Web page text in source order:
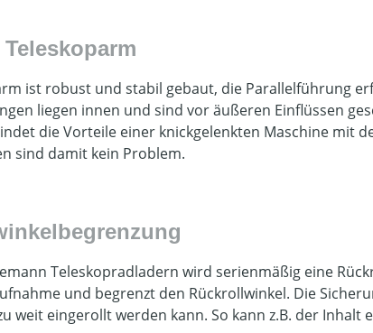
ist robust und stabil gebaut, die Parallelführung
liegen innen und sind vor äußeren Einflüssen
die Vorteile einer knickgelenkten Maschine mit
sind damit kein Problem.
Teleskopradladern wird serienmäßig eine
und begrenzt den Rückrollwinkel. Die
weit eingerollt werden kann. So kann z.B. der